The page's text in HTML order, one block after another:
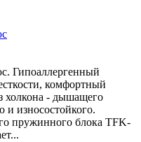
Гипоаллергенный
комфортный
холкона - дышащего
и износостойкого.
пружинного блока TFK-